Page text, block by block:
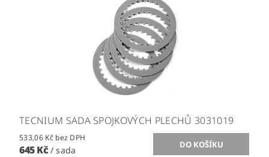
TECNIUM SADA SPOJKOVÝCH PLECHŮ 3031019
533,06 Kč bez DPH
645 Kč / sada